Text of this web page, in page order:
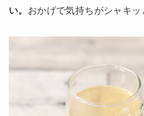
い。 おかげで気持ちがシャキッ